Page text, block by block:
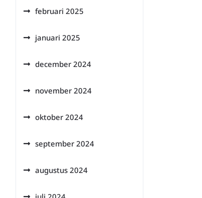
februari 2025
januari 2025
december 2024
november 2024
oktober 2024
september 2024
augustus 2024